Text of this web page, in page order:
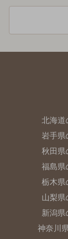
北海道
岩手県
秋田県
福島県
栃木県
山梨県
新潟県
神奈川